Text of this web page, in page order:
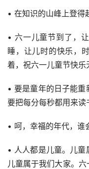
• 在知识的山峰上登得
• 六一儿童节到了，
睡，让儿时的快乐，
着，祝六一儿童节快乐
• 要是童年的日子能
要把每分每秒都用来读
• 呵，幸福的年代，谁
• 人人都是儿童。儿童
儿童属于我们大家。